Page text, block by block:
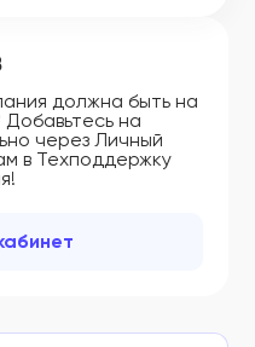
должна быть на
Добавьтесь на
через Личный
в Техподдержку